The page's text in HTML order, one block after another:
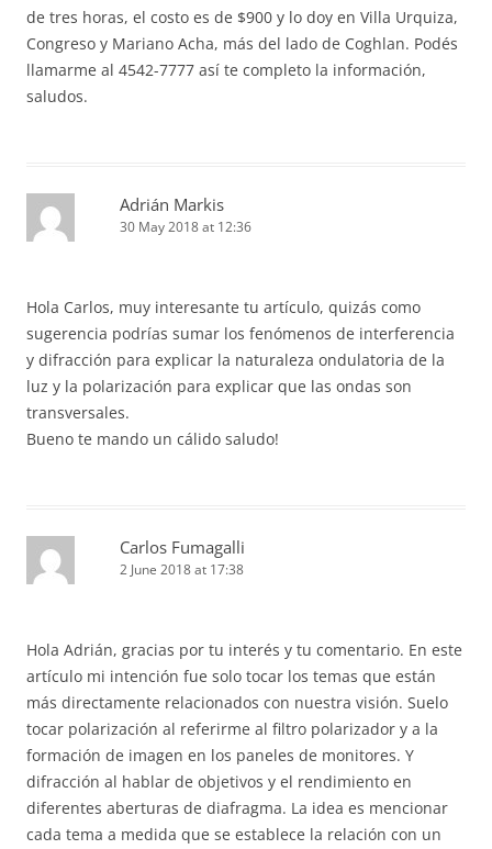
de tres horas, el costo es de $900 y lo doy en Villa Urquiza,
Congreso y Mariano Acha, más del lado de Coghlan. Podés
llamarme al 4542-7777 así te completo la información,
saludos.
Adrián Markis
30 May 2018 at 12:36
Hola Carlos, muy interesante tu artículo, quizás como
sugerencia podrías sumar los fenómenos de interferencia
y difracción para explicar la naturaleza ondulatoria de la
luz y la polarización para explicar que las ondas son
transversales.
Bueno te mando un cálido saludo!
Carlos Fumagalli
2 June 2018 at 17:38
Hola Adrián, gracias por tu interés y tu comentario. En este
artículo mi intención fue solo tocar los temas que están
más directamente relacionados con nuestra visión. Suelo
tocar polarización al referirme al filtro polarizador y a la
formación de imagen en los paneles de monitores. Y
difracción al hablar de objetivos y el rendimiento en
diferentes aberturas de diafragma. La idea es mencionar
cada tema a medida que se establece la relación con un